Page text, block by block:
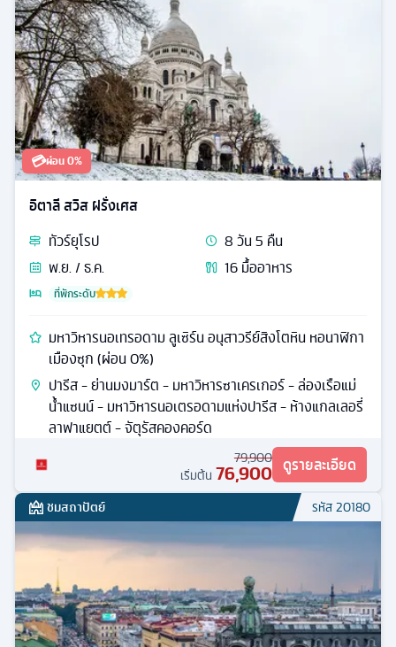
ปราสาทไฮเดลเบิร์ก เมืองเก่านูเรมเบิร์ก ทะเลสาบโคโม่
โบสถ์เซนต์เซบัลดัส - โบสถ์เฟราเอ่นเคียร์เช่อนิวนิค - น้ำพุ
Schoner Brunnen - ปราสาทเบิร์ก - เขตเมืองเก่าโรเธน
เบิร์ก - นูเรมเบิร์ก - จัตุรัสโรเมอร์
เริ่มต้น76,900
ทั่วไป รหัส 21727
อิตาลี สวิส ฝรั่งเศส
วัน5คืน
16มื้ออาหาร
ที่พักระดับ
มหาวิหารนอเทรอดาม ลูเซิร์น อนุสาวรีย์สิงโตหิน หอนาฬิกา
เมืองซุก (ผ่อน 0%)
ปารีส - ย่านมงมาร์ต - มหาวิหารซาเครเกอร์ - ล่องเรือแม่
น้ำแซนน์ - มหาวิหารนอเตรอดามแห่งปารีส - ห้างแกลเลอรี่
ลาฟาแยตต์ - จัตุรัสคองคอร์ด